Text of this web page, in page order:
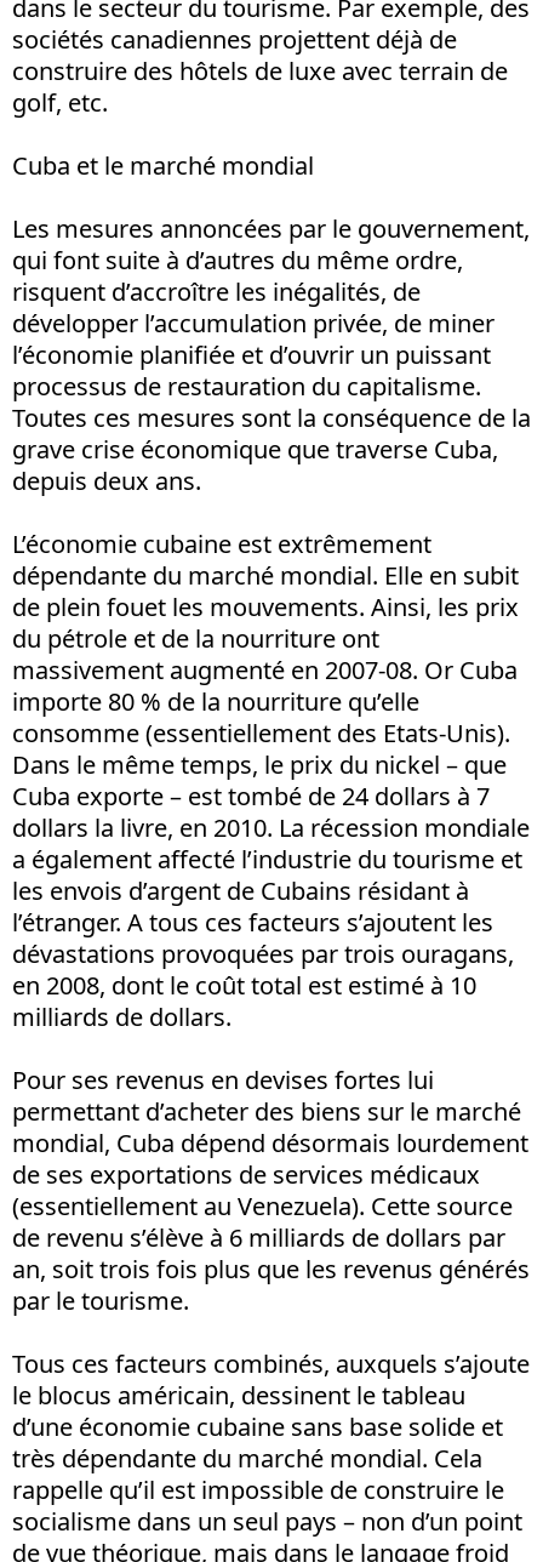
dans le secteur du tourisme. Par exemple, des
sociétés canadiennes projettent déjà de
construire des hôtels de luxe avec terrain de
golf, etc.
Cuba et le marché mondial
Les mesures annoncées par le gouvernement,
qui font suite à d’autres du même ordre,
risquent d’accroître les inégalités, de
développer l’accumulation privée, de miner
l’économie planifiée et d’ouvrir un puissant
processus de restauration du capitalisme.
Toutes ces mesures sont la conséquence de la
grave crise économique que traverse Cuba,
depuis deux ans.
L’économie cubaine est extrêmement
dépendante du marché mondial. Elle en subit
de plein fouet les mouvements. Ainsi, les prix
du pétrole et de la nourriture ont
massivement augmenté en 2007-08. Or Cuba
importe 80 % de la nourriture qu’elle
consomme (essentiellement des Etats-Unis).
Dans le même temps, le prix du nickel – que
Cuba exporte – est tombé de 24 dollars à 7
dollars la livre, en 2010. La récession mondiale
a également affecté l’industrie du tourisme et
les envois d’argent de Cubains résidant à
l’étranger. A tous ces facteurs s’ajoutent les
dévastations provoquées par trois ouragans,
en 2008, dont le coût total est estimé à 10
milliards de dollars.
Pour ses revenus en devises fortes lui
permettant d’acheter des biens sur le marché
mondial, Cuba dépend désormais lourdement
de ses exportations de services médicaux
(essentiellement au Venezuela). Cette source
de revenu s’élève à 6 milliards de dollars par
an, soit trois fois plus que les revenus générés
par le tourisme.
Tous ces facteurs combinés, auxquels s’ajoute
le blocus américain, dessinent le tableau
d’une économie cubaine sans base solide et
très dépendante du marché mondial. Cela
rappelle qu’il est impossible de construire le
socialisme dans un seul pays – non d’un point
de vue théorique, mais dans le langage froid